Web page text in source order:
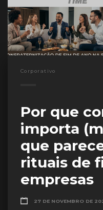
Corporativo
Por que
importa
que
rituais de
empresas
27 DE NOVEMBRO DE